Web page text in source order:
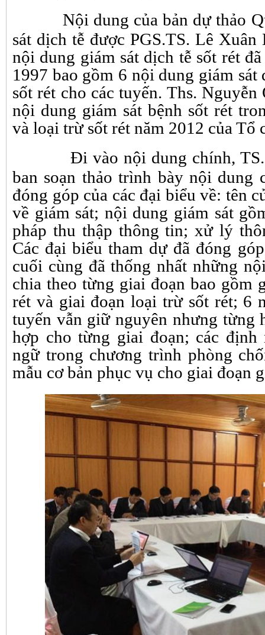
Nội dung của bản dự thảo
sát dịch tễ được PGS.TS. Lê
nội dung giám sát dịch tễ sốt rét
1997 bao gồm 6 nội dung giám
sốt rét cho các tuyến. Ths.
nội dung giám sát bệnh sốt rét
và loại trừ sốt rét năm 2012 của Tổ
Đi vào nội dung chính,
ban soạn thảo trình bày nội
đóng góp của các đại biểu về: tên
về giám sát; nội dung giám sát
pháp thu thập thông tin; xử lý
Các đại biểu tham dự đã đóng
cuối cùng đã thống nhất những
chia theo từng giai đoạn bao gồm
rét và giai đoạn loại trừ sốt rét; 6
tuyến vẫn giữ nguyên nhưng từng
hợp cho từng giai đoạn; các
ngữ trong chương trình phòng
mẫu cơ bản phục vụ cho giai đoạn